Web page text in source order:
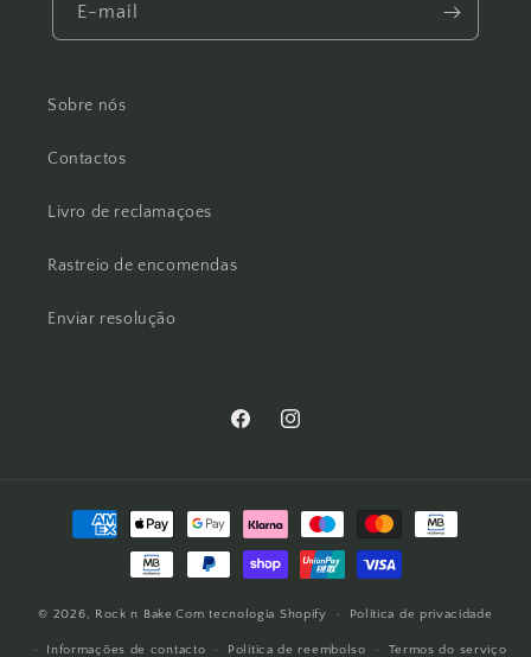
E-mail
Sobre nós
Contactos
Livro de reclamaçoes
Rastreio de encomendas
Enviar resolução
FacebookInstagram
Métodos
pagamento
© 2026, Rock n Bake Com tecnologia Shopify Política de privacidade
Informações de contacto Política de reembolso Termos do serviço